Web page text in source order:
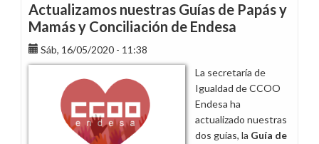
Actualizamos nuestras Guías de Papás y
Mamás y Conciliación de Endesa
Sáb, 16/05/2020 - 11:38
La secretaría de
Igualdad de CCOO
Endesa ha
actualizado nuestras
dos guías, la Guía de